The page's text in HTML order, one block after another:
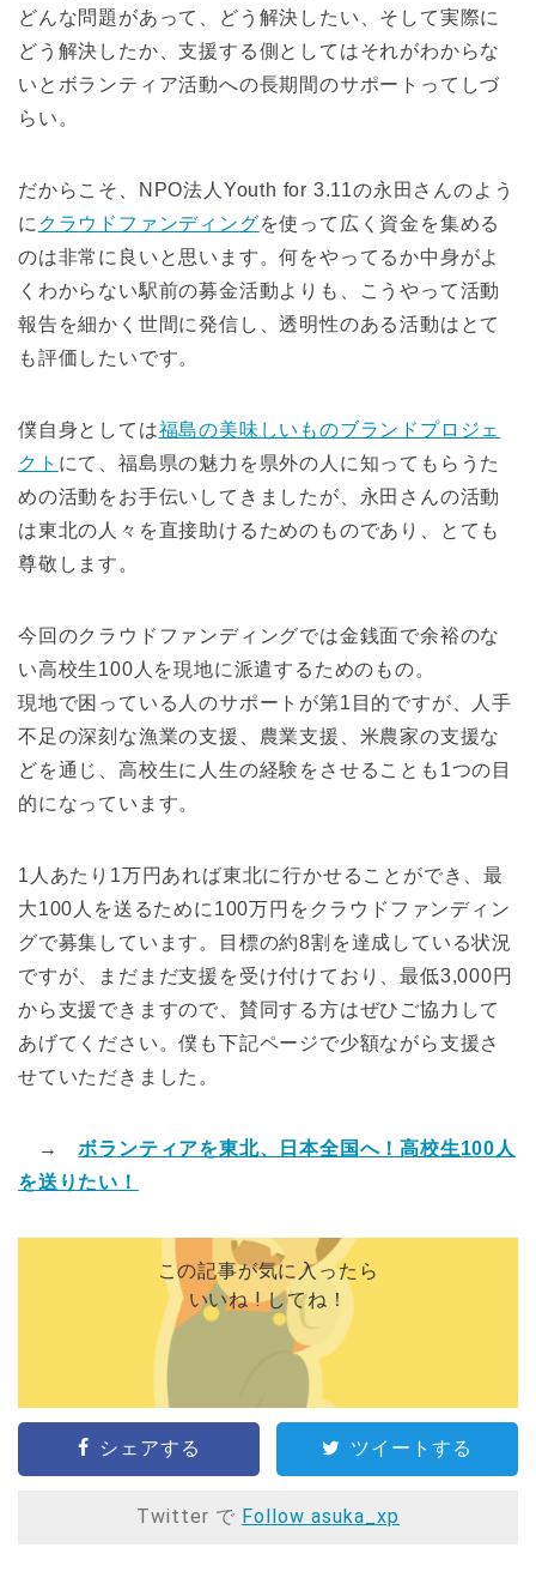
どんな問題があって、どう解決したい、そして実際に
どう解決したか、支援する側としてはそれがわからな
いとボランティア活動への長期間のサポートってしづ
らい。
だからこそ、NPO法人Youth for 3.11の永田さんのよう
に クラウドファンディングを使って広く資金を集める
のは非常に良いと思います。何をやってるか中身がよ
くわからない駅前の募金活動よりも、こうやって活動
報告を細かく世間に発信し、透明性のある活動はとて
も評価したいです。
僕自身としては福島の美味しいものブランドプロジェ
クト にて、福島県の魅力を県外の人に知ってもらうた
めの活動をお手伝いしてきましたが、永田さんの活動
は東北の人々を直接助けるためのものであり、とても
尊敬します。
今回のクラウドファンディングでは金銭面で余裕のな
い高校生100人を現地に派遣するためのもの。
現地で困っている人のサポートが第1目的ですが、人手
不足の深刻な漁業の支援、農業支援、米農家の支援な
どを通じ、高校生に人生の経験をさせることも1つの目
的になっています。
1人あたり1万円あれば東北に行かせることができ、最
大100人を送るために100万円をクラウドファンディン
グで募集しています。目標の約8割を達成している状況
ですが、まだまだ支援を受け付けており、最低3,000円
から支援できますので、賛同する方はぜひご協力して
あげてください。僕も下記ページで少額ながら支援さ
せていただきました。
→ボランティアを東北、日本全国へ！高校生100人
を送りたい！
この記事が気に入ったら
いいね ! してね！
シェアする ツイートする
Twitter で Follow asuka_xp